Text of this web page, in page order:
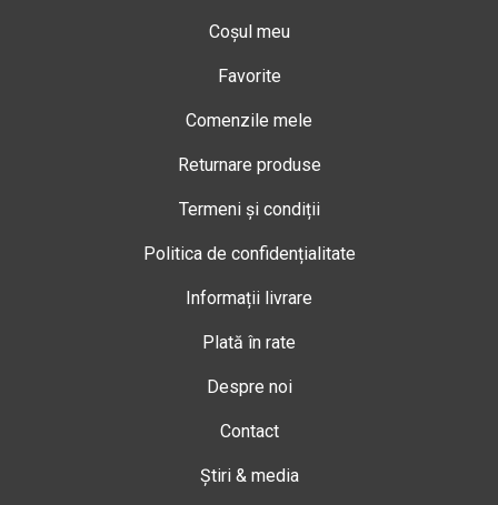
Coșul meu
Favorite
Comenzile mele
Returnare produse
Termeni și condiții
Politica de confidențialitate
Informații livrare
Plată în rate
Despre noi
Contact
Știri & media